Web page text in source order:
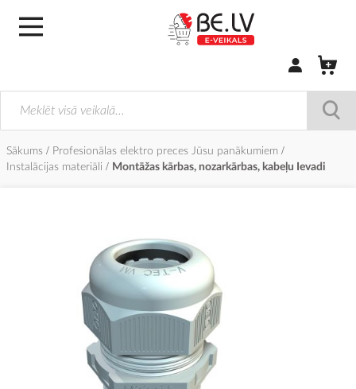
Pierakstīties/
Sākums
Profesionālas elektro preces Jūsu panākumiem
Instalācijas materiāli
Montāžas kārbas, nozarkārbas, kabeļu Ievadi